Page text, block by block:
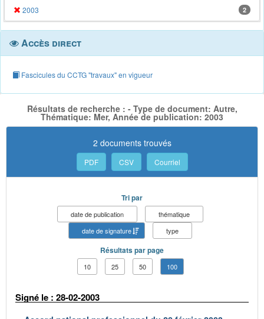
2003 2
Accès direct
Fascicules du CCTG "travaux" en vigueur
Résultats de recherche : - Type de document: Autre,
Thématique: Mer, Année de publication: 2003
2 documents trouvés
PDF CSV Courriel
Tri par
date de publication
thématique
date de signature
type
Résultats par page
10 25 50 100
Signé le : 28-02-2003